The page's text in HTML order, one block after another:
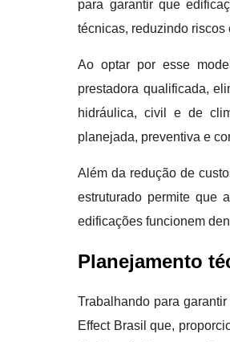
para garantir que
técnicas, reduzindo riscos
Ao optar por esse
prestadora qualificada,
hidráulica, civil e de
planejada, preventiva e
Além da redução de
estruturado permite que
edificações funcionem
Planejamento
Trabalhando para
Effect Brasil que,